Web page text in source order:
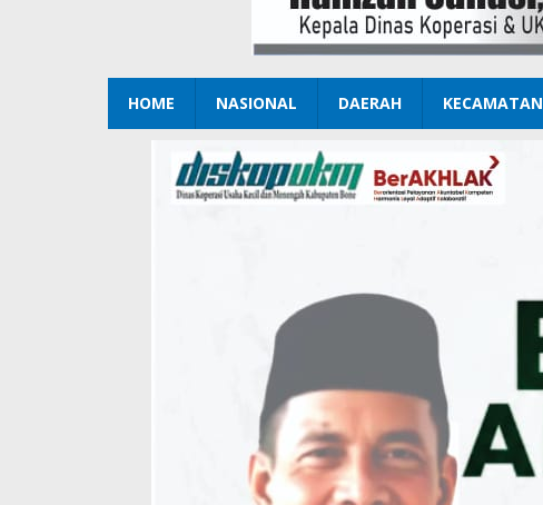
HOME NASIONAL DAERAH KECAMATAN